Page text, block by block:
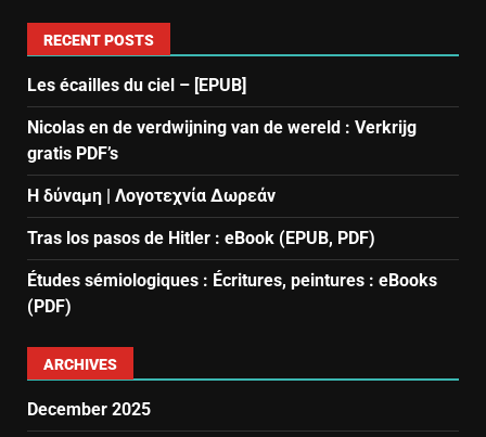
RECENT POSTS
Les écailles du ciel – [EPUB]
Nicolas en de verdwijning van de wereld : Verkrijg
gratis PDF’s
Η δύναμη | Λογοτεχνία Δωρεάν
Tras los pasos de Hitler : eBook (EPUB, PDF)
Études sémiologiques : Écritures, peintures : eBooks
(PDF)
ARCHIVES
December 2025